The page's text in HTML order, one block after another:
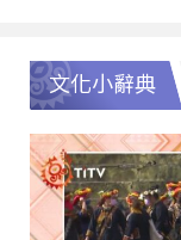
文化小辭典